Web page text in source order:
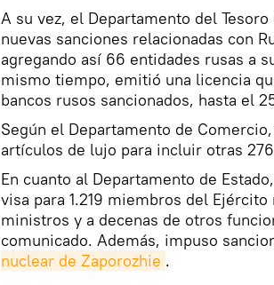
A su vez, el Departamento del
nuevas sanciones relacionadas con
agregando así 66 entidades rusas a
mismo tiempo, emitió una licencia
bancos rusos sancionados, hasta el
Según el Departamento de
artículos de lujo para incluir otras
En cuanto al Departamento de
visa para 1.219 miembros del
ministros y a decenas de otros
comunicado. Además, impuso
nuclear de Zaporozhie .